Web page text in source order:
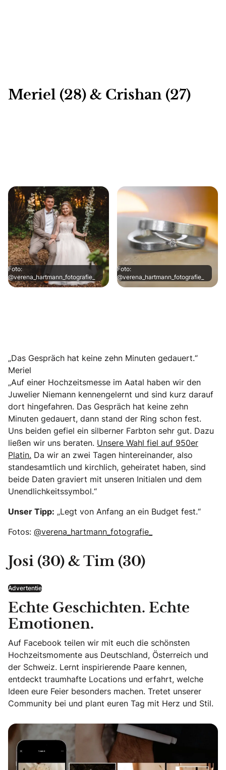
Meriel (28) & Crishan (27)
Foto:
@verena_hartmann_fotografie_
Foto:
@verena_hartmann_fotografie_
„Das Gespräch hat keine zehn Minuten gedauert.“
Meriel
„Auf einer Hochzeitsmesse im Aatal haben wir den
Juwelier Niemann kennengelernt und sind kurz darauf
dort hingefahren. Das Gespräch hat keine zehn
Minuten gedauert, dann stand der Ring schon fest.
Uns beiden gefiel ein silberner Farbton sehr gut. Dazu
ließen wir uns beraten. Unsere Wahl fiel auf 950er
Platin. Da wir an zwei Tagen hintereinander, also
standesamtlich und kirchlich, geheiratet haben, sind
beide Daten graviert mit unseren Initialen und dem
Unendlichkeitssymbol.“
Unser Tipp: „Legt von Anfang an ein Budget fest.“
Fotos: @verena_hartmann_fotografie_
Josi (30) & Tim (30)
Advertentie
Echte Geschichten. Echte
Emotionen.
Auf Facebook teilen wir mit euch die schönsten
Hochzeitsmomente aus Deutschland, Österreich und
der Schweiz. Lernt inspirierende Paare kennen,
entdeckt traumhafte Locations und erfahrt, welche
Ideen eure Feier besonders machen. Tretet unserer
Community bei und plant euren Tag mit Herz und Stil.
Echte Geschichten. Echte Emotionen.